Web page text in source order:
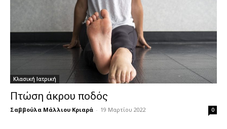
Κλασική Ιατρική
Πτώση άκρου ποδός
Σαββούλα Μάλλιου Κριαρά - 19 Μαρτίου 2022 0